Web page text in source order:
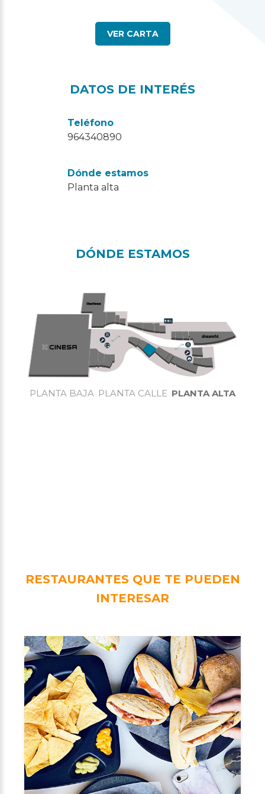
VER CARTA
DATOS DE INTERÉS
Teléfono
964340890
Dónde estamos
Planta alta
DÓNDE ESTAMOS
PLANTA BAJA PLANTA CALLE PLANTA ALTA
RESTAURANTES QUE TE PUEDEN
INTERESAR